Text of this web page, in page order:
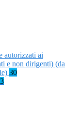
autorizzati ai
e non dirigenti) (da
30
3